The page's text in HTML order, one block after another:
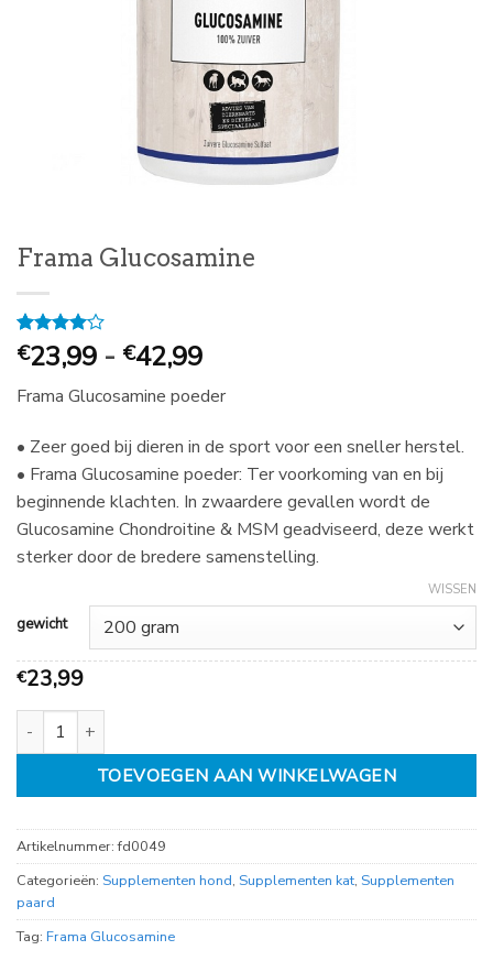
Frama Glucosamine
Gewaardeerd
4op 5
op
1
€23,99 - €42,99Prijsklasse:
€
23,99
tot
€
42,99
Frama Glucosamine poeder
• Zeer goed bij dieren in de sport voor een sneller herstel.
• Frama Glucosamine poeder: Ter voorkoming van en bij
beginnende klachten. In zwaardere gevallen wordt de
Glucosamine Chondroitine & MSM geadviseerd, deze werkt
sterker door de bredere samenstelling.
gewicht
WISSEN
€23,99
Frama Glucosamine aantal
TOEVOEGEN AAN WINKELWAGEN
Artikelnummer:fd0049
Categorieën: Supplementen hond, Supplementen kat, Supplementen
paard
Tag: Frama Glucosamine